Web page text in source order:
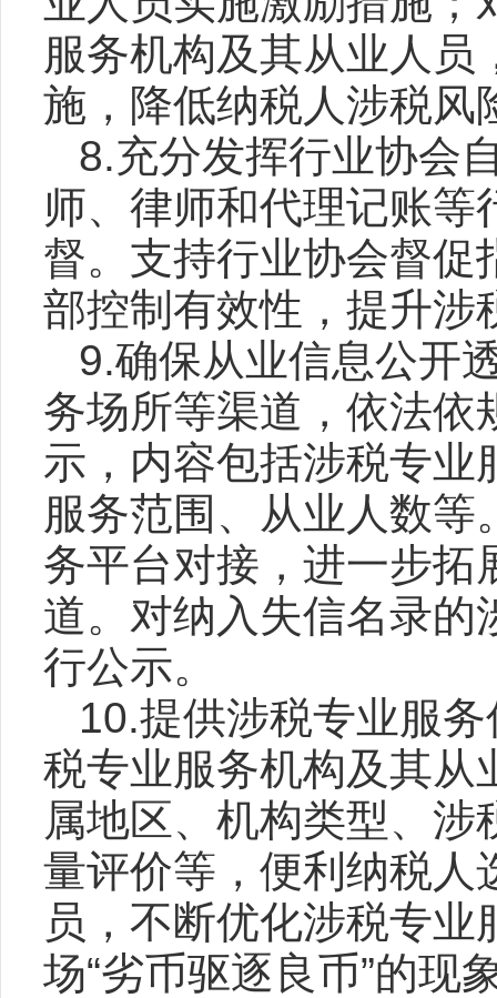
服务机构及其从业人
施，降低纳税人涉税风
8.充分发挥行业协会
师、律师和代理记账
督。支持行业协会督促
部控制有效性，提升涉
9.确保从业信息公开
务场所等渠道，依法依
示，内容包括涉税专业
服务范围、从业人数
务平台对接，进一步拓
道。对纳入失信名录的
行公示。
10.提供涉税专业服
税专业服务机构及其从
属地区、机构类型、
量评价等，便利纳税人
员，不断优化涉税专
场“劣币驱逐良币”的现